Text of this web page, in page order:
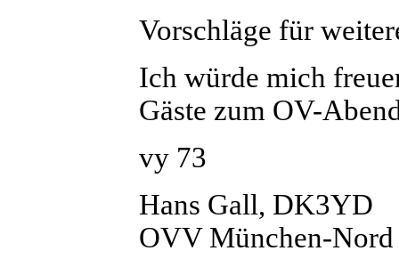
Vorschläge für
Ich würde mich
Gäste zum OV-
vy 73
Hans Gall, DK3YD
OVV München-Nord